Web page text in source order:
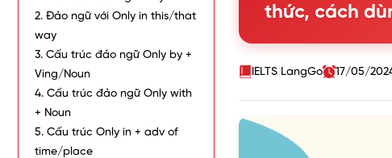
2. Đảo ngữ với Only in this/that
way
3. Cấu trúc đảo ngữ Only by +
Ving/Noun
4. Cấu trúc đảo ngữ Only with
+ Noun
5. Cấu trúc Only in + adv of
time/place
thức, cách
IELTS LangGo 17/05/